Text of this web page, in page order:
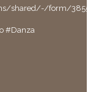
shared/-/form/
#Danza